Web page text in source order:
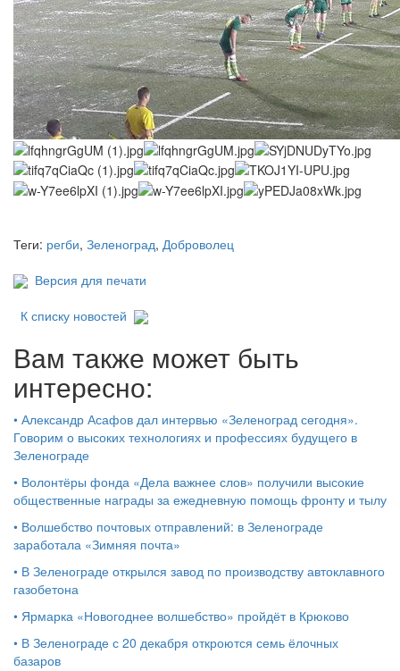
Теги: регби, Зеленоград, Доброволец
Версия для печати
К списку новостей
Вам также может быть
интересно:
• Александр Асафов дал интервью «Зеленоград сегодня».
Говорим о высоких технологиях и профессиях будущего в
Зеленограде
• Волонтёры фонда «Дела важнее слов» получили высокие
общественные награды за ежедневную помощь фронту и тылу
• Волшебство почтовых отправлений: в Зеленограде
заработала «Зимняя почта»
• В Зеленограде открылся завод по производству автоклавного
газобетона
• Ярмарка «Новогоднее волшебство» пройдёт в Крюково
• В Зеленограде с 20 декабря откроются семь ёлочных
базаров